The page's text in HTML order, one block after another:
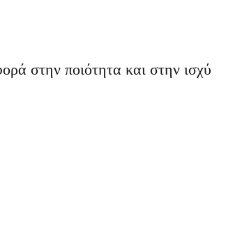
στην ποιότητα και στην ισχύ